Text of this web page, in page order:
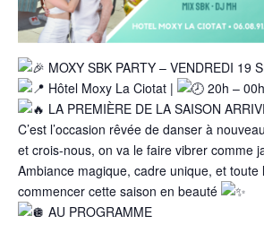
MOXY SBK PARTY – VENDREDI 19
Hôtel Moxy La Ciotat |
20h –
LA PREMIÈRE DE LA SAISON
C’est l’occasion rêvée de danser à
et crois-nous, on va le faire vibrer comme
Ambiance magique, cadre unique, et
commencer cette saison en beauté
AU PROGRAMME